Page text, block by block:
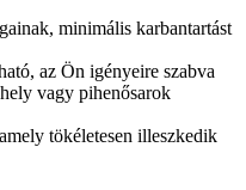
minimális karbantartást
az Ön igényeire szabva
vagy pihenősarok
tökéletesen illeszkedik